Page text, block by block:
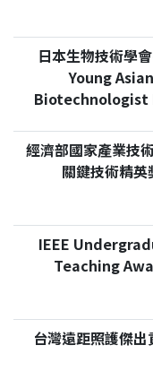
日本生物技術學
Young Asian
Biotechnologist
經濟部國家產業技
關鍵技術精英
IEEE
Teaching
台灣遠距照護傑出